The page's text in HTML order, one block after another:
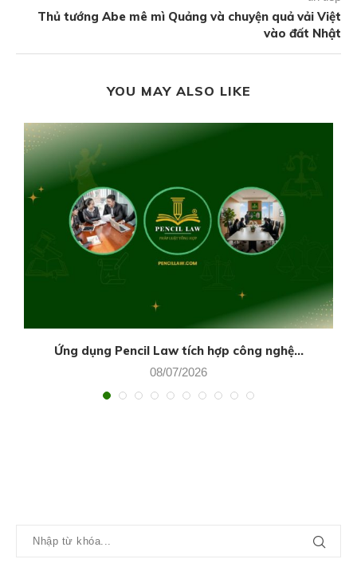
Thủ tướng Abe mê mì Quảng và chuyện quả vải Việt
vào đất Nhật
YOU MAY ALSO LIKE
Ứng dụng Pencil Law tích hợp công nghệ...
08/07/2026